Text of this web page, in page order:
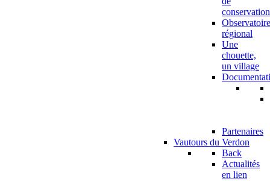
conservation
Observatoire
régional
Une
chouette,
un village
Partenaires
Vautours du Verdon
Back
Actualités
en lien